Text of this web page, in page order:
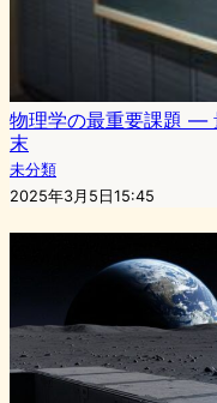
物理学の最重要課題 —
末
未分類
2025年3月5日15:45